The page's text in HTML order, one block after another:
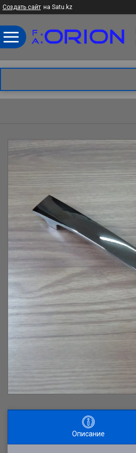
Создать сайт на Satu.kz
Описание